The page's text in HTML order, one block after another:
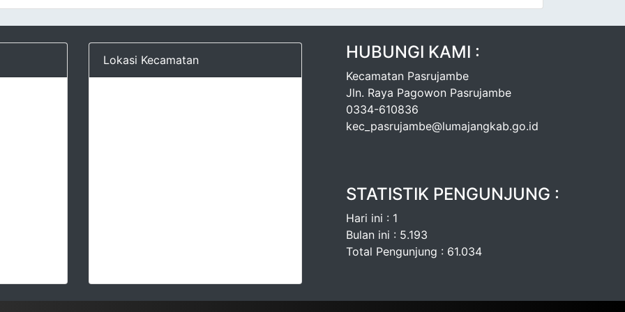
Lokasi Kecamatan HUBUNGI KAMI :
Kecamatan Pasrujambe
Jln. Raya Pagowon Pasrujambe
0334-610836
kec_pasrujambe@lumajangkab.go.id
STATISTIK PENGUNJUNG :
Hari ini : 1
Bulan ini : 5.193
Total Pengunjung : 61.034